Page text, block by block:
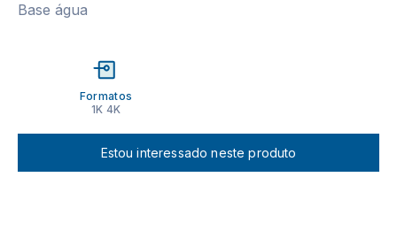
Base água
Formatos
1K 4K
Estou interessado neste produto